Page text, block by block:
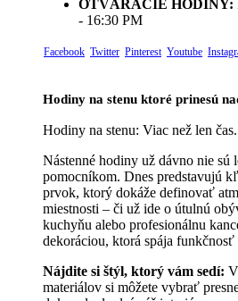
OTVÁRACIE HODINY:
- 16:30 PM
Facebook Twitter Pinterest Youtube
Hodiny na stenu ktoré prinesú
Hodiny na stenu: Viac než len čas.
Nástenné hodiny už dávno nie sú
pomocníkom. Dnes predstavujú
prvok, ktorý dokáže definovať
miestnosti – či už ide o útulnú
kuchyňu alebo profesionálnu
dekoráciou, ktorá spája funkčnosť
Nájdite si štýl, ktorý vám sedí:
materiálov si môžete vybrať